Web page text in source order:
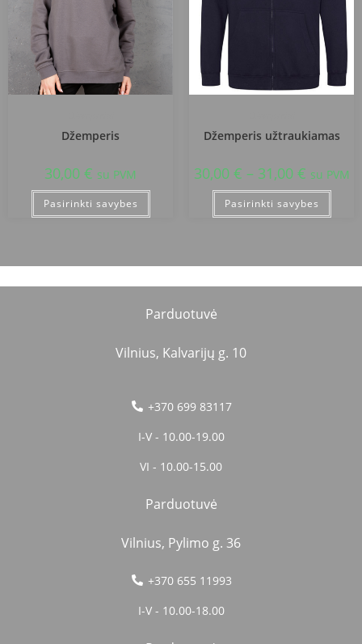
Džemperis
30,00 € su PVM
Pasirinkti savybes
Džemperis užtraukiamas
30,00 € – 31,00 € su PVM
Pasirinkti savybes
Parduotuvė
Vilnius, Kalvarijų g. 10
+370 699 83117
I-V - 10.00-19.00
VI - 10.00-15.00
Parduotuvė
Vilnius, Pylimo g. 36
+370 655 11993
I-V - 10.00-18.00